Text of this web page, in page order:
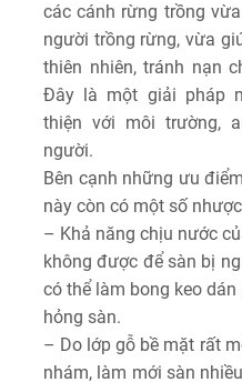
các cánh rừng trồng
người trồng rừng, vừa
thiên nhiên, tránh nạn
Đây là một giải pháp
thiện với môi trường,
người.
Bên cạnh những ưu
này còn có một số
– Khả năng chịu nước
không được để sàn bị
có thể làm bong keo
hỏng sàn.
– Do lớp gỗ bề mặt rất
nhám, làm mới sàn